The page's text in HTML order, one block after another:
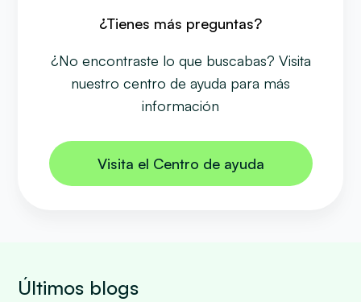
¿Tienes más preguntas?
¿No encontraste lo que buscabas? Visita
nuestro centro de ayuda para más
información
Visita el Centro de ayuda
Últimos blogs